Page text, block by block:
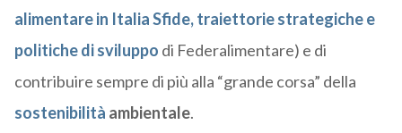
alimentare in Italia Sfide, traiettorie strategiche e
politiche di sviluppo di Federalimentare) e di
contribuire sempre di più alla “grande corsa” della
sostenibilità ambientale.